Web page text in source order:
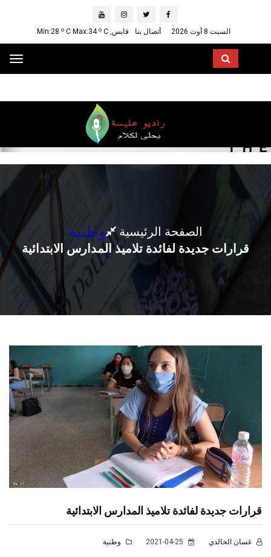
السبت 8 أوت 2026 أتصال بنا قابس, Min:28 oC Max:34 oC
الصفحة الرئيسية وطنية
قرارات جديدة لفائدة تلاميذ المدارس الابتدائية
قرارات جديدة لفائدة تلاميذ المدارس الابتدائية
غسان الخالدي وطنية